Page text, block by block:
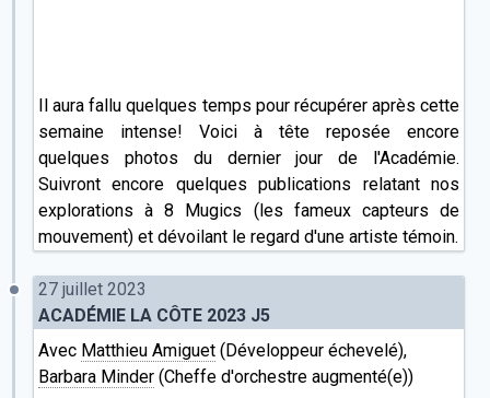
Il aura fallu quelques temps pour récupérer après cette
semaine intense! Voici à tête reposée encore
quelques photos du dernier jour de l'Académie.
Suivront encore quelques publications relatant nos
explorations à 8 Mugics (les fameux capteurs de
mouvement) et dévoilant le regard d'une artiste témoin.
27 juillet 2023
ACADÉMIE LA CÔTE 2023 J5
Avec Matthieu Amiguet (Développeur échevelé),
Barbara Minder (Cheffe d'orchestre augmenté(e))